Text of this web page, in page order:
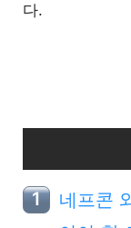
다.
네프콘